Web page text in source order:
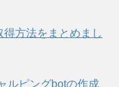
得方法をまとめまし
ルピングbotの作成